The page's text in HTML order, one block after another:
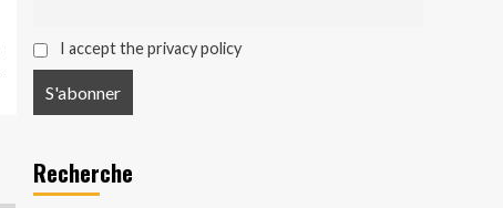
I accept the privacy policy
Recherche